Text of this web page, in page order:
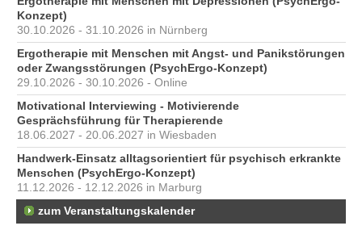
Konzept)
30.10.2026 - 31.10.2026 in Nürnberg
Ergotherapie mit Menschen mit Angst- und Panikstörungen
oder Zwangsstörungen (PsychErgo-Konzept)
29.10.2026 - 30.10.2026 - Online
Motivational Interviewing - Motivierende
Gesprächsführung für Therapierende
18.06.2027 - 20.06.2027 in Wiesbaden
Handwerk-Einsatz alltagsorientiert für psychisch erkrankte
Menschen (PsychErgo-Konzept)
11.12.2026 - 12.12.2026 in Marburg
zum Veranstaltungskalender